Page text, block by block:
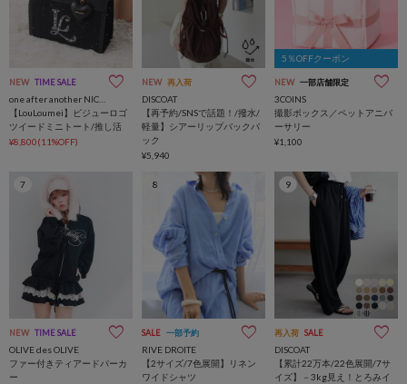
NEW TIME SALE
【LouLoumei】ビジューロゴ
ツイードミニトート/推し活
¥8,800(11%OFF)
NEW 再入荷
DISCOAT
【再予約/SNSで話題！/撥水/
軽量】シアーリップバックパ
ック
¥5,940
5％OFFクーポン
NEW 一部店舗限定
3COINS
撮影ボックス／ペットアニバ
ーサリー
¥1,100
7
NEW TIME SALE
OLIVE des OLIVE
ファー付きティアードパーカ
ー
8
SALE 一部予約
RIVE DROITE
【2サイズ/7色展開】リネン
ワイドシャツ
9
再入荷 SALE
DISCOAT
【累計22万本/22色展開/7サ
イズ】－3kg見え！とろみイ